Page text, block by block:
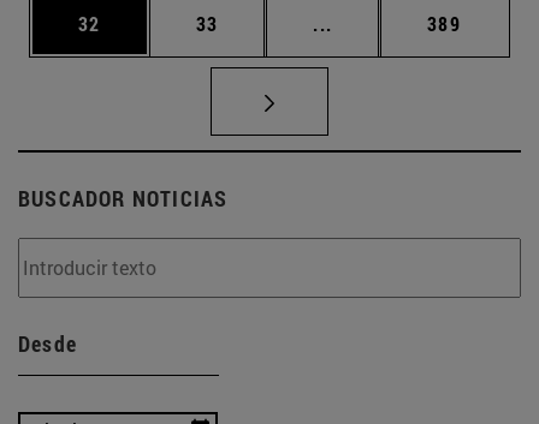
Página
32 Página
33 ... Páginas intermedias
Página
389
BUSCADOR NOTICIAS
Desde